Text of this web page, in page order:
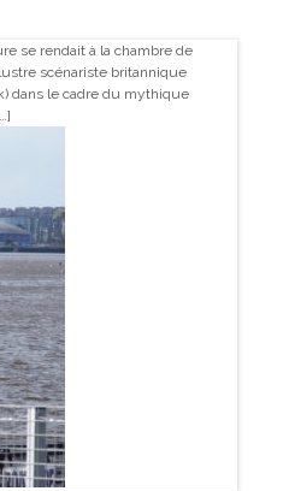
se rendait à la chambre de
scénariste britannique
dans le cadre du mythique